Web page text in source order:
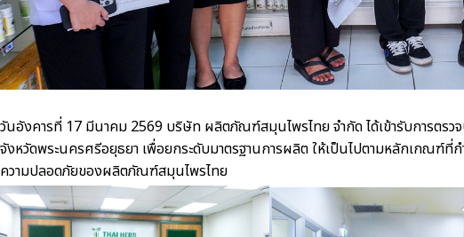
วันอังคารที่ 17 มีนาคม 2569 บริษัท ผลิตภัณฑ์สมุนไพรไทย จำกัด ได้เข้ารับการตรว
จังหวัดพระนครศรีอยุธยา เพื่อยกระดับมาตรฐานการผลิต ให้เป็นไปตามหลักเกณฑ์ที่
ความปลอดภัยของผลิตภัณฑ์สมุนไพรไทย